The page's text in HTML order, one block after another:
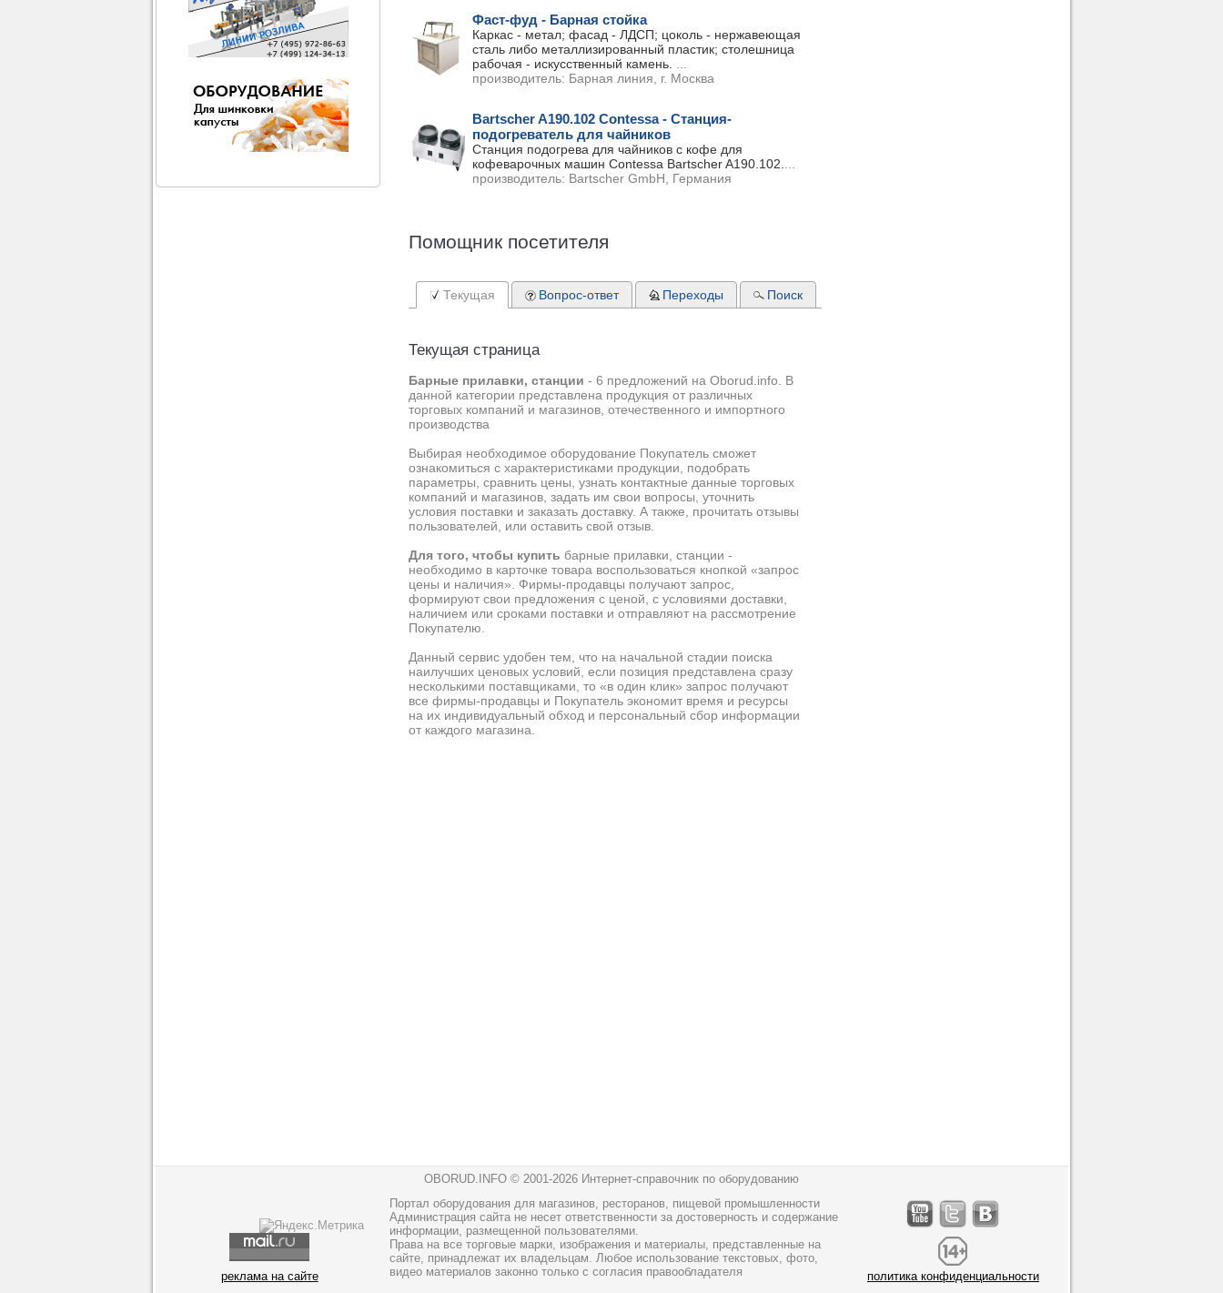
Фаст-фуд - Барная стойка
Каркас - метал; фасад - ЛДСП; цоколь - нержавеющая
сталь либо металлизированный пластик; столешница
рабочая - искусственный камень.
производитель: Барная линия, г. Москва
Bartscher A190.102 Contessa - Станция-
подогреватель для чайников
Станция подогрева для чайников с кофе для
кофеварочных машин Contessa Bartscher A190.102.
производитель: Bartscher GmbH, Германия
Помощник посетителя
Текущая
Текущая страница
Барные прилавки, станции - 6 предложений на Oborud.info . В
данной категории представлена продукция от различных
торговых компаний и магазинов, отечественного и импортного
производства
Выбирая необходимое оборудование Покупатель сможет
ознакомиться с характеристиками продукции, подобрать
параметры, сравнить цены, узнать контактные данные торговых
компаний и магазинов, задать им свои вопросы, уточнить
условия поставки и заказать доставку. А также, прочитать отзывы
пользователей, или оставить свой отзыв.
Для того, чтобы купить барные прилавки, станции -
необходимо в карточке товара воспользоваться кнопкой «запрос
цены и наличия». Фирмы-продавцы получают запрос,
формируют свои предложения с ценой, с условиями доставки,
наличием или сроками поставки и отправляют на рассмотрение
Покупателю.
Данный сервис удобен тем, что на начальной стадии поиска
наилучших ценовых условий, если позиция представлена сразу
несколькими поставщиками, то «в один клик» запрос получают
все фирмы-продавцы и Покупатель экономит время и ресурсы
на их индивидуальный обход и персональный сбор информации
от каждого магазина.
Вопрос-ответ Переходы Поиск
OBORUD.INFO © 2001-2026 Интернет-справочник по оборудованию
реклама на сайте
Портал оборудования для магазинов, ресторанов, пищевой промышленности
Администрация сайта не несет ответственности за достоверность и содержание
информации, размещенной пользователями.
Права на все торговые марки, изображения и материалы, представленные на
сайте, принадлежат их владельцам. Любое использование текстовых, фото,
видео материалов законно только с согласия правообладателя
политика конфиденциальности